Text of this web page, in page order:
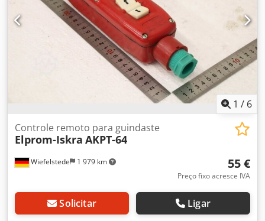
grua -Comutador de controlo: Tipo DSM4 -Gancho de grua:
Capacidade de carga 250 kg -Dimensões de transporte:
360/170/A200 mm -Peso: 3,3 kg Crodpfx Aezmf Absdwjf
1 / 6
Wiefelstede 1 979 km
Controle remoto para guindaste
Elprom-Iskra AKPT-64
55 €
Preço fixo acresce IVA
Solicitar Ligar